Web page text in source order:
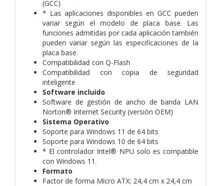
(GCC)
* Las aplicaciones disponibles en GCC pueden
variar según el modelo de placa base. Las
funciones admitidas por cada aplicación también
pueden variar según las especificaciones de la
placa base.
Compatibilidad con Q-Flash
Compatibilidad con copia de seguridad
inteligente
Software incluido
Software de gestión de ancho de banda LAN
Norton® Internet Security (versión OEM)
Sistema Operativo
Soporte para Windows 11 de 64 bits
Soporte para Windows 10 de 64 bits
* El controlador Intel® NPU solo es compatible
con Windows 11.
Formato
Factor de forma Micro ATX; 24,4 cm x 24,4 cm